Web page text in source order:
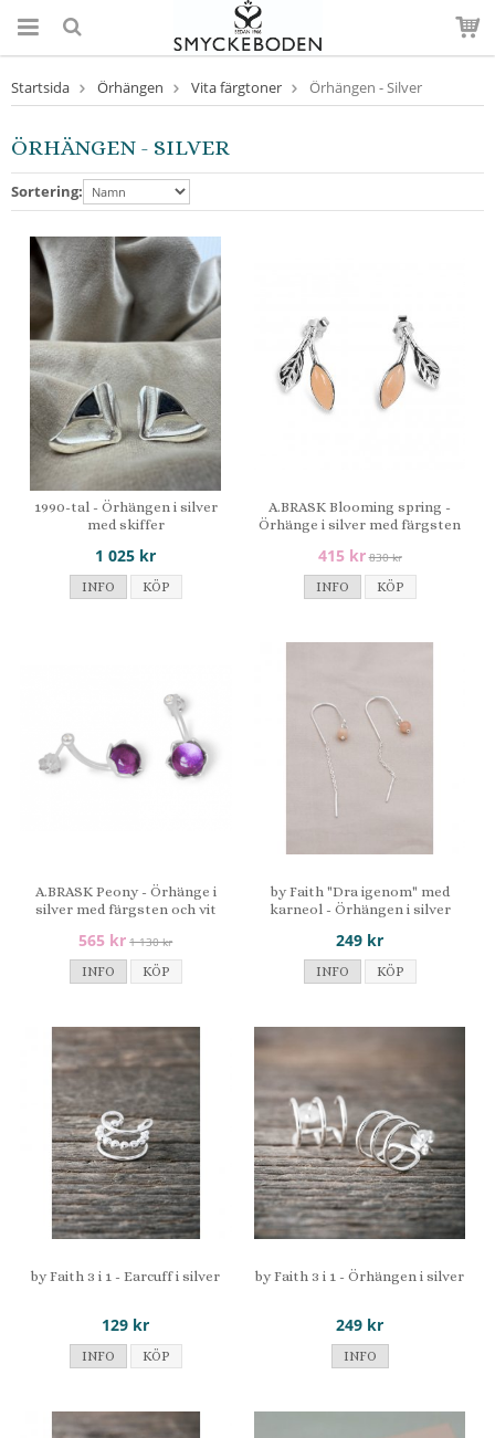
Startsida Örhängen Vita färgtoner Örhängen - Silver
ÖRHÄNGEN - SILVER
Sortering:
1990-tal - Örhängen i silver
med skiffer
1 025 kr
INFO KÖP
A.BRASK Blooming spring -
Örhänge i silver med färgsten
415 kr 830 kr
INFO
KÖP
A.BRASK Peony - Örhänge i
silver med färgsten och vit
565 kr 1 130 kr
INFO
KÖP
by Faith "Dra igenom" med
karneol - Örhängen i silver
249 kr
INFO KÖP
by Faith 3 i 1 - Earcuff i silver
129 kr
INFO KÖP
by Faith 3 i 1 - Örhängen i silver
249 kr
INFO